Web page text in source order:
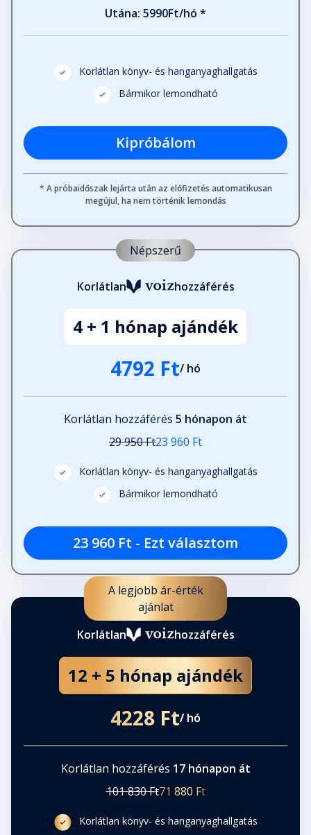
Utána: 5990Ft/hó *
Korlátlan könyv- és hanganyaghallgatás
Bármikor lemondható
Kipróbálom
* A próbaidőszak lejárta után az előfizetés automatikusan
megújul, ha nem történik lemondás
Népszerű
Korlátlan hozzáférés
4 + 1 hónap ajándék
4792 Ft/ hó
Korlátlan hozzáférés 5 hónapon át
29 950 Ft23 960 Ft
Korlátlan könyv- és hanganyaghallgatás
Bármikor lemondható
23 960 Ft - Ezt választom
A legjobb ár-érték
ajánlat
Korlátlan
hozzáférés
12 + 5 hónap ajándék
4228 Ft/ hó
Korlátlan hozzáférés 17 hónapon át
101 830 Ft71 880 Ft
Korlátlan könyv- és hanganyaghallgatás